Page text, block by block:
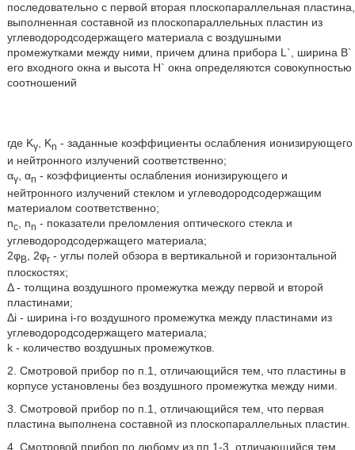
последовательно с первой вторая плоскопараллельная пластина,
выполненная составной из плоскопараллельных пластин из
углеводородсодержащего материала с воздушными
промежутками между ними, причем длина прибора L`, ширина В`
его входного окна и высота Н` окна определяются совокупностью
соотношений
где Kγ, Kn - заданные коэффициенты ослабления ионизирующего
и нейтронного излучений соответственно;
αγ, αn - коэффициенты ослабления ионизирующего и
нейтронного излучений стеклом и углеводородсодержащим
материалом соответственно;
nc, nn - показатели преломления оптического стекла и
углеводородсодержащего материала;
2φВ , 2φг- углы полей обзора в вертикальной и горизонтальной
плоскостях;
Δ - толщина воздушного промежутка между первой и второй
пластинами;
Δi - ширина i-го воздушного промежутка между пластинами из
углеводородсодержащего материала;
k - количество воздушных промежутков.
2. Смотровой прибор по п.1, отличающийся тем, что пластины в
корпусе установлены без воздушного промежутка между ними.
3. Смотровой прибор по п.1, отличающийся тем, что первая
пластина выполнена составной из плоскопараллельных пластин.
4. Смотровой прибор по любому из пп.1-3, отличающийся тем,